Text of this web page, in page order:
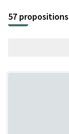
57 propositions